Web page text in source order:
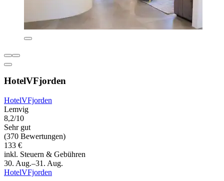
HotelVFjorden
HotelVFjorden
Lemvig
8,2/10
Sehr gut
(370 Bewertungen)
133 €
inkl. Steuern & Gebühren
30. Aug.–31. Aug.
HotelVFjorden